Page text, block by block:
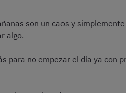
son un caos y
algo.
para no empezar el día ya con